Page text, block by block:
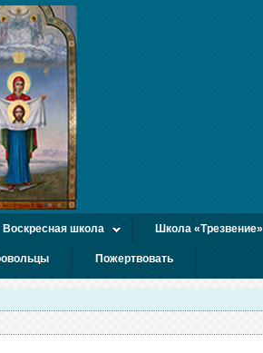
Воскресная школа Школа «Трезвение»
Пожертвовать